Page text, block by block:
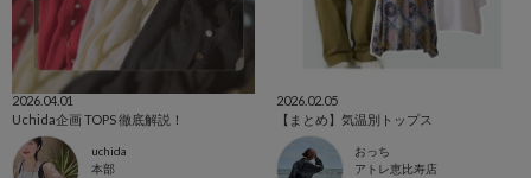
2026.04.01
Uchida企画 TOPS 徹底解説！
uchida
本部
2026.02.05
【まとめ】気温別トップス
おっち
アトレ恵比寿店